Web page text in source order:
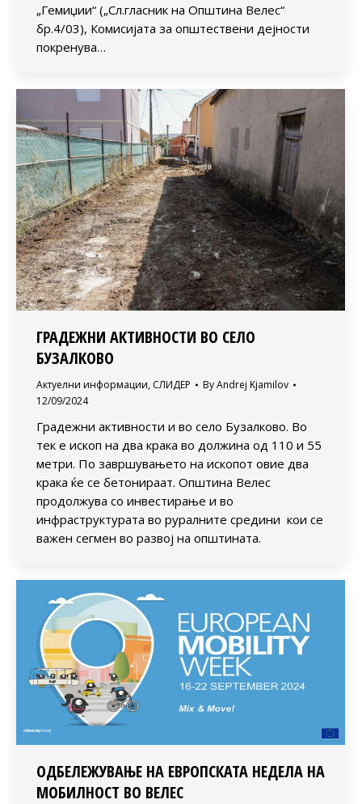
„Гемиџии“ („Сл.гласник на Општина Велес“
бр.4/03), Комисијата за општествени дејности
покренува…
ГРАДЕЖНИ АКТИВНОСТИ ВО СЕЛО
БУЗАЛКОВО
Актуелни информации, СЛИДЕР ByAndrej Kjamilov
12/09/2024
Градежни активности и во село Бузалково. Во
тек е ископ на два крака во должина од 110 и 55
метри. По завршувањето на ископот овие два
крака ќе се бетонираат. Општина Велес
продолжува со инвестирање и во
инфраструктурата во руралните средини кои се
важен сегмен во развој на општината.
ОДБЕЛЕЖУВАЊЕ НА ЕВРОПСКАТА НЕДЕЛА НА
МОБИЛНОСТ ВО ВЕЛЕС